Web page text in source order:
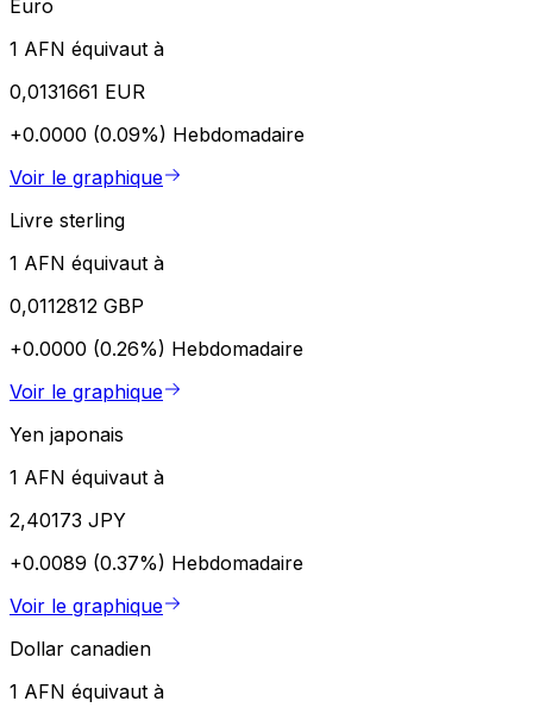
Euro
1 AFN équivaut à
0,0131661 EUR
+0.0000 (0.09%) Hebdomadaire
Voir le graphique
Livre sterling
1 AFN équivaut à
0,0112812 GBP
+0.0000 (0.26%) Hebdomadaire
Voir le graphique
Yen japonais
1 AFN équivaut à
2,40173 JPY
+0.0089 (0.37%) Hebdomadaire
Voir le graphique
Dollar canadien
1 AFN équivaut à